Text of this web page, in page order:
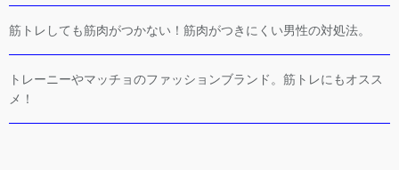
筋トレしても筋肉がつかない！筋肉がつきにくい男性の対処法。
トレーニーやマッチョのファッションブランド。筋トレにもオスス
メ！